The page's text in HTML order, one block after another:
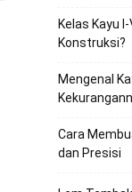
Kelas Kayu
Konstruksi?
Mengenal
Cara
dan Presisi